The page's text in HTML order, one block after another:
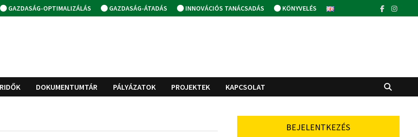
GAZDASÁG-OPTIMALIZÁLÁS GAZDASÁG-ÁTADÁS INNOVÁCIÓS TANÁCSADÁS KÖNYVELÉS
DOKUMENTUMTÁR PÁLYÁZATOK PROJEKTEK KAPCSOLAT
BEJELENTKEZÉS